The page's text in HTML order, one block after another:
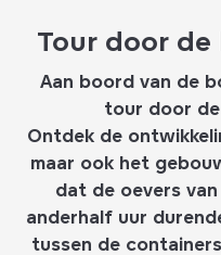
Tour door de
Aan boord van de
tour door de
Ontdek de
maar ook het
dat de oevers
anderhalf uur
tussen de